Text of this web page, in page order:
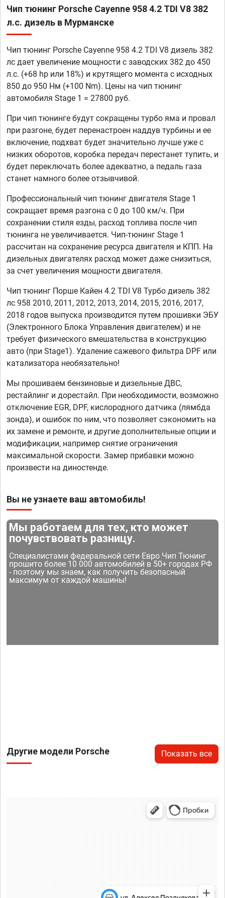
Чип тюнинг Porsche Cayenne 958 4.2 TDI V8 382
л.с. дизель в Мурманске
Чип тюнинг Porsche Cayenne 958 4.2 TDI V8 дизель 382
лс дает увеличение мощности с заводских 382 до 450
л.с. (+68 hp или 18%) и крутящего момента с исходных
850 до 950 Нм (+100 Nm). Цены на чип тюнинг
автомобиля Stage 1 = 27800 руб.
При чип тюнинге будут сокращены турбо яма и провал
при разгоне, будет перенастроен наддув турбины и ее
включение, подхват будет значительно лучше уже с
низких оборотов, коробка передач перестанет тупить, и
будет переключать более адекватно, а педаль газа
станет намного более отзывчивой.
Профессиональный чип тюнинг двигателя Stage 1
сокращает время разгона с 0 до 100 км/ч. При
сохранении стиля езды, расход топлива после чип
тюнинга не увеличивается. Чип-тюнинг Stage 1
рассчитан на сохранение ресурса двигателя и КПП. На
дизельных двигателях расход может даже снизиться,
за счет увеличения мощности двигателя.
Чип тюнинг Порше Кайен 4.2 TDI V8 Турбо дизель 382
лс 958 2010, 2011, 2012, 2013, 2014, 2015, 2016, 2017,
2018 годов выпуска производится путем прошивки ЭБУ
(Электронного Блока Управления двигателем) и не
требует физического вмешательства в конструкцию
авто (при Stage1). Удаление сажевого фильтра DPF или
катализатора необязательно!
Мы прошиваем бензиновые и дизельные ДВС,
рестайлинг и дорестайл. При необходимости, возможно
отключение EGR, DPF, кислородного датчика (лямбда
зонда), и ошибок по ним, что позволяет сэкономить на
их замене и ремонте, и другие дополнительные опции и
модификации, например снятие ограничения
максимальной скорости. Замер прибавки можно
произвести на диностенде.
Вы не узнаете ваш автомобиль!
Мы работаем для тех, кто может
почувствовать разницу.
Специалистами федеральной сети Евро Чип Тюнинг
прошито более 10 000 автомобилей в 50+ городах РФ
- поэтому мы знаем, как получить безопасный
максимум от каждой машины!
Другие модели Porsche Показать все